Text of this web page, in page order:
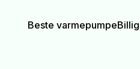
Beste varmepumpe